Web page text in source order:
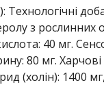
Технологічні
з рослинних
40 мг.
80 мг.
(холін): 1400